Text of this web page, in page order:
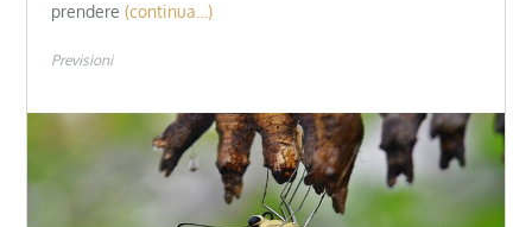
prendere (continua…)
Previsioni